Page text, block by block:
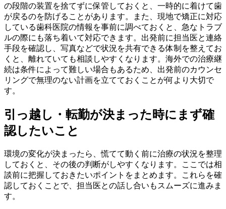
の段階の装置を捨てずに保管しておくと、一時的に着けて歯
が戻るのを防げることがあります。また、現地で矯正に対応
している歯科医院の情報を事前に調べておくと、急なトラブ
ルの際にも落ち着いて対応できます。出発前に担当医と連絡
手段を確認し、写真などで状況を共有できる体制を整えてお
くと、離れていても相談しやすくなります。海外での治療継
続は条件によって難しい場合もあるため、出発前のカウンセ
リングで無理のない計画を立てておくことが何より大切で
す。
引っ越し・転勤が決まった時にまず確
認したいこと
環境の変化が決まったら、慌てて動く前に治療の状況を整理
しておくと、その後の判断がしやすくなります。ここでは相
談前に把握しておきたいポイントをまとめます。これらを確
認しておくことで、担当医との話し合いもスムーズに進みま
す。